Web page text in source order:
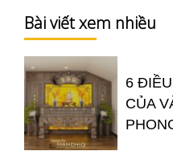
Bài viết xem nhiều
6
CỦA